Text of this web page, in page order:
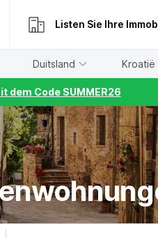
Listen Sie Ihre
Duitsland Kroatië
dem Code SUMMER26